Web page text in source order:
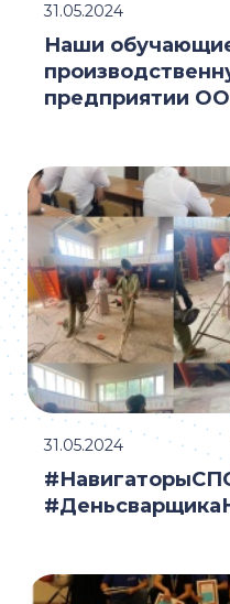
Наши
предприятии
31.05.2024
31.05.2024